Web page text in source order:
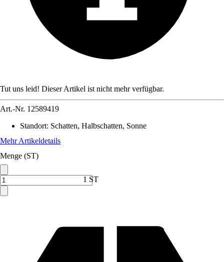
Tut uns leid! Dieser Artikel ist nicht mehr verfügbar.
Art.-Nr. 12589419
Standort: Schatten, Halbschatten, Sonne
Mehr Artikeldetails
Menge (ST)
1 ST